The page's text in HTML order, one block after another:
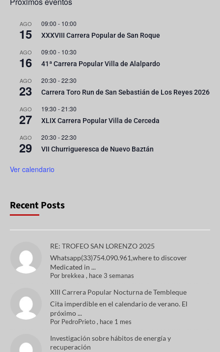
AGO
15
09:00 - 10:00
XXXVIII Carrera Popular de San Roque
AGO
16
09:00 - 10:30
41ª Carrera Popular Villa de Alalpardo
AGO
23
20:30 -22:30
Carrera Toro Run de San Sebastián de Los Reyes 2026
AGO
27
19:30 -21:30
XLIX Carrera Popular Villa de Cerceda
AGO
29
20:30 -22:30
VII Churrigueresca de Nuevo Baztán
Ver calendario
Recent Posts
RE: TROFEO SAN LORENZO 2025
Whatsapp(33)754.090.961,where to discover
Medicated in ...
Por brekkea , hace 3 semanas
XIII Carrera Popular Nocturna de Tembleque
Cita imperdible en el calendario de verano. El
próximo ...
Por PedroPrieto, hace 1 mes
Investigación sobre hábitos de energía y
recuperación